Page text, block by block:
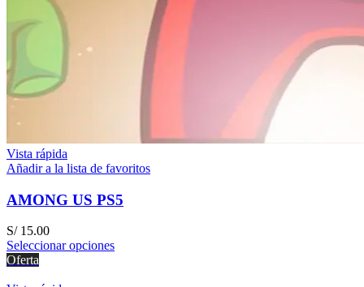
Vista rápida
Añadir a la lista de favoritos
AMONG US PS5
S/15.00
Seleccionar opciones
Oferta